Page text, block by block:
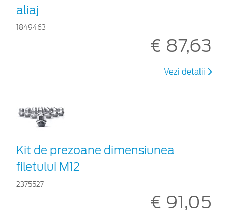
aliaj
1849463
€ 87,63
Vezi detalii
Kit de prezoane dimensiunea
filetului M12
2375527
€ 91,05